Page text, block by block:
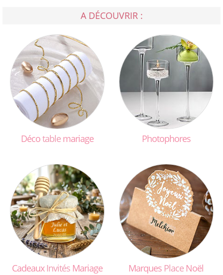
A DÉCOUVRIR :
Décotablemariage Photophores
CadeauxInvitésMariage Marques Place Noël